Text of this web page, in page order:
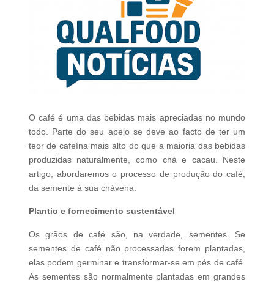
O café é uma das bebidas mais apreciadas no mundo
todo. Parte do seu apelo se deve ao facto de ter um
teor de cafeína mais alto do que a maioria das bebidas
produzidas naturalmente, como chá e cacau. Neste
artigo, abordaremos o processo de produção do café,
da semente à sua chávena.
Plantio e fornecimento sustentável
Os grãos de café são, na verdade, sementes. Se
sementes de café não processadas forem plantadas,
elas podem germinar e transformar-se em pés de café.
As sementes são normalmente plantadas em grandes